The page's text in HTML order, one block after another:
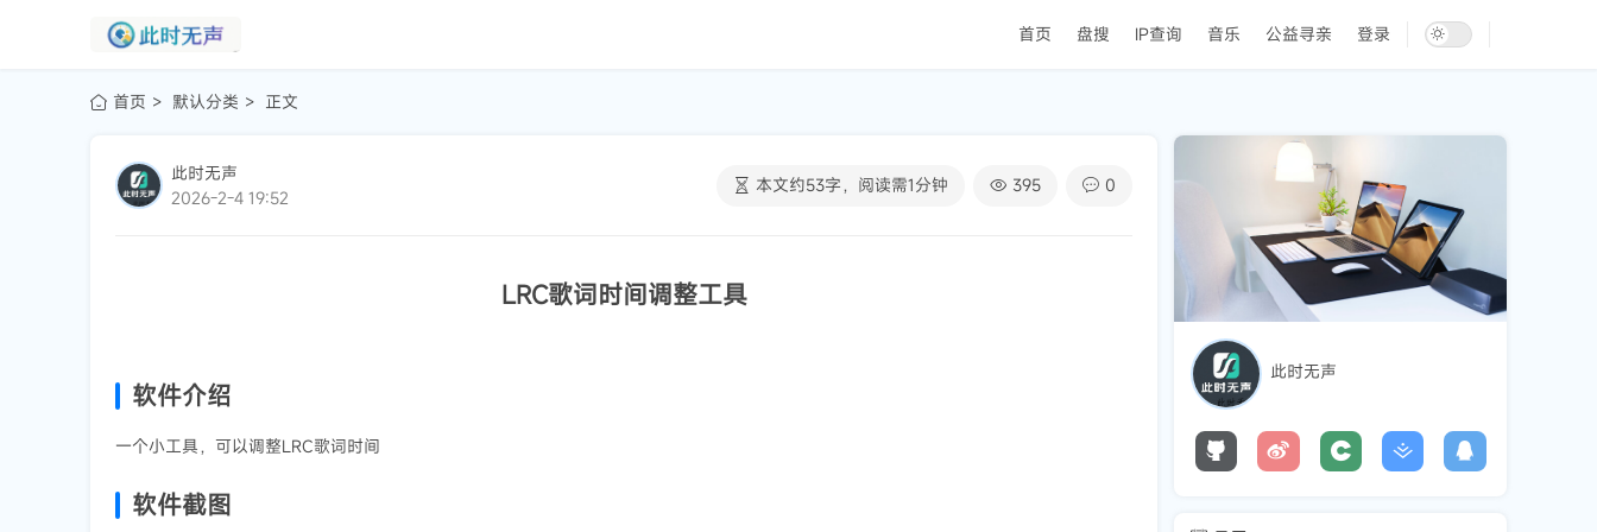
首页 盘搜 IP查询 音乐 公益寻亲 登录
首页 默认分类 正文
此时无声
2026-2-4 19:52
本文约53字，阅读需1分钟 395 0
LRC歌词时间调整工具
软件介绍
一个小工具，可以调整LRC歌词时间
软件截图
此时无声